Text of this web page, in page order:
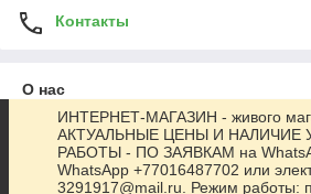
Контакты
О нас
Контакты
ИНТЕРНЕТ-МАГАЗИН - живого
АКТУАЛЬНЫЕ ЦЕНЫ И НАЛИЧИЕ
РАБОТЫ - ПО ЗАЯВКАМ на
WhatsApp +77016487702 или
3291917@mail.ru. Режим работы: